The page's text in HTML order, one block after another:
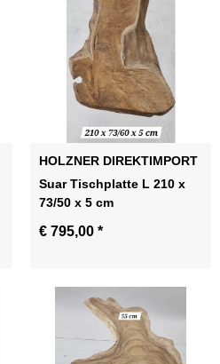
HOLZNER DIREKTIMPORT
Suar Tischplatte L 210 x
73/50 x 5 cm
€ 795,00 *